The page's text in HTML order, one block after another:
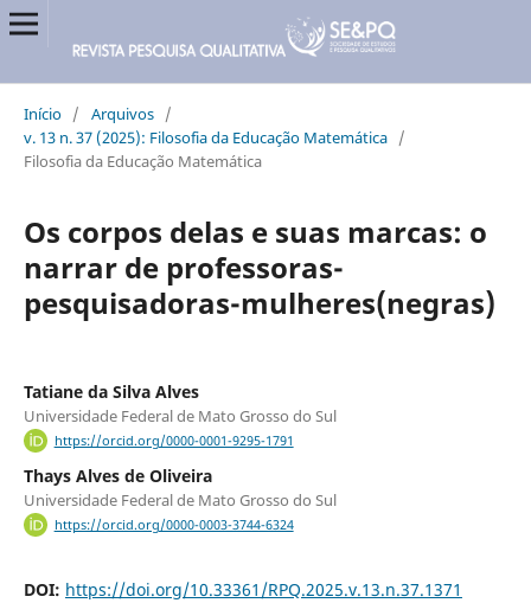
Início / Arquivos /
v. 13 n. 37 (2025): Filosofia da Educação Matemática /
Filosofia da Educação Matemática
Os corpos delas e suas marcas: o
narrar de professoras-
pesquisadoras-mulheres(negras)
Tatiane da Silva Alves
Universidade Federal de Mato Grosso do Sul
https://orcid.org/0000-0001-9295-1791
Thays Alves de Oliveira
Universidade Federal de Mato Grosso do Sul
https://orcid.org/0000-0003-3744-6324
DOI: https://doi.org/10.33361/RPQ.2025.v.13.n.37.1371